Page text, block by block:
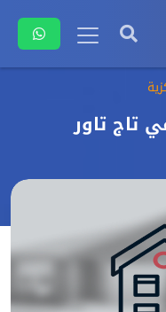
48 متر في تاج تاور